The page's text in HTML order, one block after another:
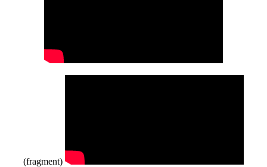
(fragment)